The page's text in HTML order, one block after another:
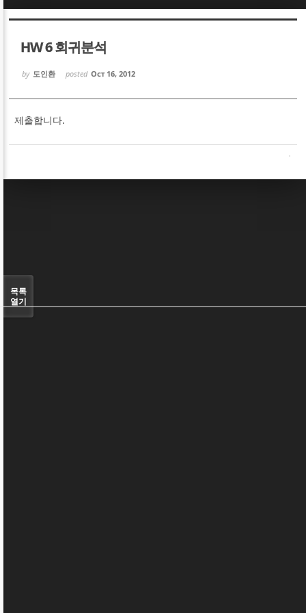
HW 6 회귀분석
by 도인환 posted Oct 16, 2012
제출합니다.
목록
열기
Sketchbook5, 스케치북5
Sketchbook5, 스케치북5
Sketchbook5, 스케치북5
Sketchbook5, 스케치북5